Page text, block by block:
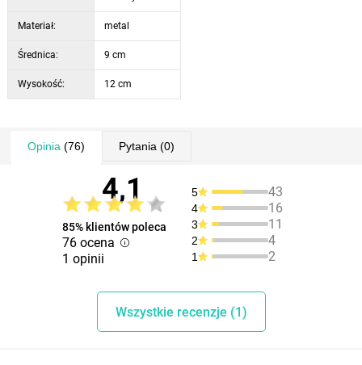
Materiał: metal
Średnica: 9 cm
Wysokość: 12 cm
Opinia (76) Pytania (0)
4,1
85% klientów poleca
76 ocena
1 opinii
5 43
4 16
3 11
2 4
1 2
Wszystkie recenzje (1)